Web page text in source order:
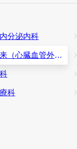
分泌内科
（心臓血管外科）
科